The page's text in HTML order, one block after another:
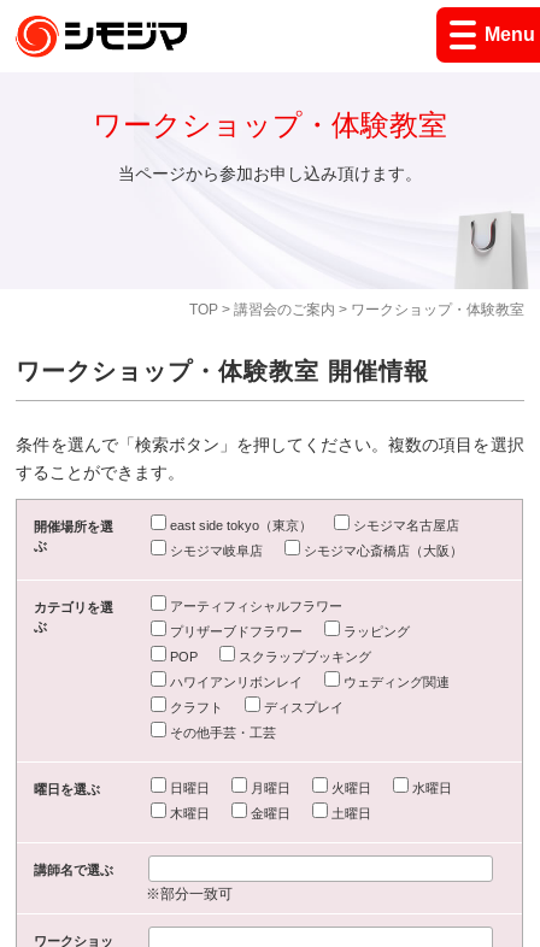
Menu
TOP> 講習会のご案内 > ワークショップ・体験教室
ワークショップ・体験教室
当ページから参加お申し込み頂けます。
ワークショップ・体験教室 開催情報
条件を選んで「検索ボタン」を押してください。複数の項目を選択
することができます。
開催場所を選
ぶ
east side tokyo（東京）
シモジマ名古屋店
シモジマ岐阜店
シモジマ心斎橋店（大阪）
カテゴリを選
ぶ
アーティフィシャルフラワー
プリザーブドフラワー
ラッピング
POP
スクラップブッキング
ハワイアンリボンレイ
ウェディング関連
クラフト
ディスプレイ
その他手芸・工芸
曜日を選ぶ 日曜日 月曜日 火曜日
水曜日
木曜日
金曜日 土曜日
講師名で選ぶ
※部分一致可
ワークショッ